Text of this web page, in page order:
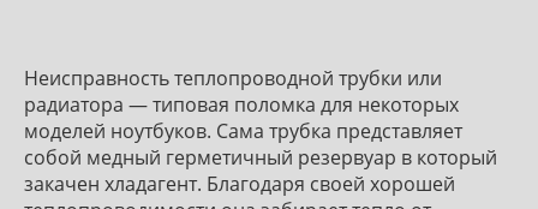
Неисправность теплопроводной трубки или
радиатора — типовая поломка для некоторых
моделей ноутбуков. Сама трубка представляет
собой медный герметичный резервуар в который
закачен хладагент. Благодаря своей хорошей